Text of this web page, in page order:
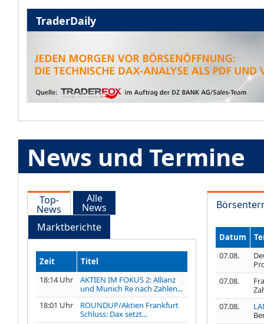
TraderDaily
News und Termine
Top-
News
Alle
News
Marktberichte
Zeit
Titel
18:14 Uhr
AKTIEN IM FOKUS 2: Allianz
und Munich Re nach Zahlen...
18:01 Uhr
ROUNDUP/Aktien Frankfurt
Schluss: Dax setzt...
Datum
07.08.
07.08.
07.08.